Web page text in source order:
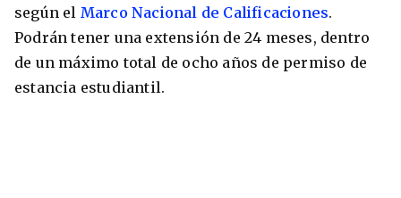
según el Marco Nacional de Calificaciones.
Podrán tener una extensión de 24 meses, dentro
de un máximo total de ocho años de permiso de
estancia estudiantil.